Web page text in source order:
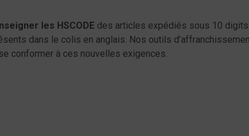
les HSCODE des articles expédiés sous 10
dans le colis en anglais. Nos outils
conformer à ces nouvelles exigences.